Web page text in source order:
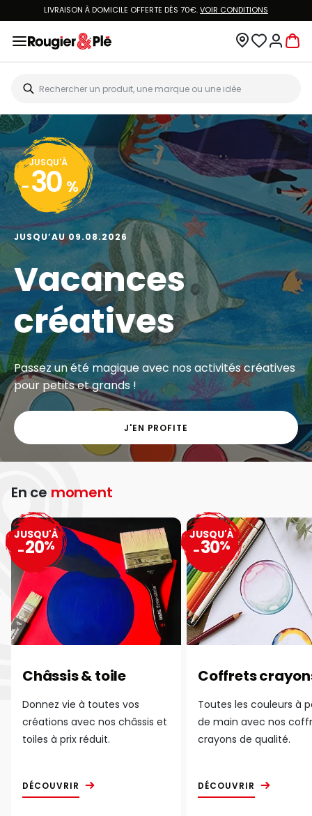
LIVRAISON À DOMICILE OFFERTE DÈS 70€.VOIR CONDITIONS
JUSQU'À
- 30 %
JUSQU’AU 09.08.2026
Vacances
créatives
Passez un été magique avec nos activités créatives
pour petits et grands !
J'EN PROFITE
En ce moment
Châssis & toile
Donnez vie à toutes vos
créations avec nos châssis et
toiles à prix réduit.
DÉCOUVRIR
JUSQU'À
-20%
Coffrets
Toutes les couleurs à
de main avec nos
crayons de qualité.
DÉCOUVRIR
JUSQU'À
-30%